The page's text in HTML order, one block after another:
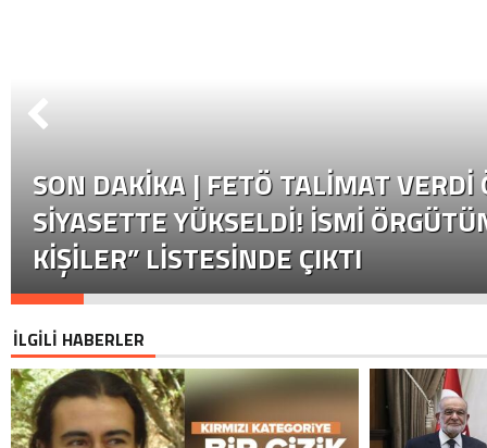
SON DAKİKA | FETÖ TALIMAT VERDI
SIYASETTE YÜKSELDI! İSMI
KIŞILER” LISTESINDE ÇIKTI
İLGİLİ HABERLER